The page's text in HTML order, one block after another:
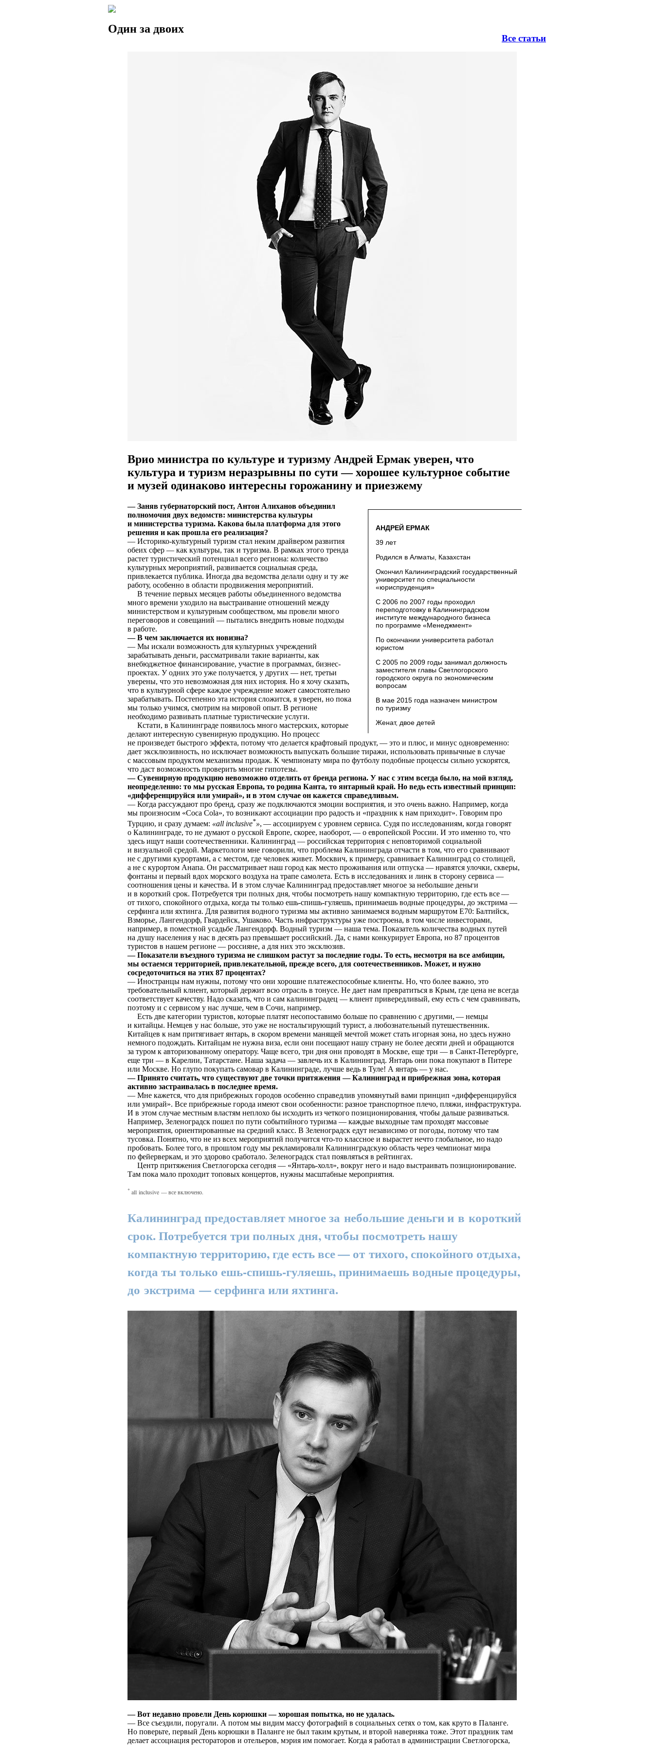
Один за двоих
Все статьи
Врио министра по культуре и туризму Андрей Ермак уверен, что
культура и туризм неразрывны по сути — хорошее культурное событие
и музей одинаково интересны горожанину и приезжему
АНДРЕЙ ЕРМАК
39 лет
Родился в Алматы, Казахстан
Окончил Калининградский государственный
университет по специальности
«юриспруденция»
С 2006 по 2007 годы проходил
переподготовку в Калининградском
институте международного бизнеса
по программе «Менеджмент»
По окончании университета работал
юристом
С 2005 по 2009 годы занимал должность
заместителя главы Светлогорского
городского округа по экономическим
вопросам
В мае 2015 года назначен министром
по туризму
Женат, двое детей
— Заняв губернаторский пост, Антон Алиханов объединил
полномочия двух ведомств: министерства культуры
и министерства туризма. Какова была платформа для этого
решения и как прошла его реализация?
— Историко-культурный туризм стал неким драйвером развития
обеих сфер — как культуры, так и туризма. В рамках этого тренда
растет туристический потенциал всего региона: количество
культурных мероприятий, развивается социальная среда,
привлекается публика. Иногда два ведомства делали одну и ту же
работу, особенно в области продвижения мероприятий.
В течение первых месяцев работы объединенного ведомства
много времени уходило на выстраивание отношений между
министерством и культурным сообществом, мы провели много
переговоров и совещаний — пытались внедрить новые подходы
в работе.
— В чем заключается их новизна?
— Мы искали возможность для культурных учреждений
зарабатывать деньги, рассматривали такие варианты, как
внебюджетное финансирование, участие в программах, бизнес-
проектах. У одних это уже получается, у других — нет, третьи
уверены, что это невозможная для них история. Но я хочу сказать,
что в культурной сфере каждое учреждение может самостоятельно
зарабатывать. Постепенно эта история сложится, я уверен, но пока
мы только учимся, смотрим на мировой опыт. В регионе
необходимо развивать платные туристические услуги.
Кстати, в Калининграде появилось много мастерских, которые
делают интересную сувенирную продукцию. Но процесс
не произведет быстрого эффекта, потому что делается крафтовый продукт, — это и плюс, и минус одновременно:
дает эксклюзивность, но исключает возможность выпускать большие тиражи, использовать привычные в случае
с массовым продуктом механизмы продаж. К чемпионату мира по футболу подобные процессы сильно ускорятся,
что даст возможность проверить многие гипотезы.
— Сувенирную продукцию невозможно отделить от бренда региона. У нас с этим всегда было, на мой взгляд,
неопределенно: то мы русская Европа, то родина Канта, то янтарный край. Но ведь есть известный принцип:
«дифференцируйся или умирай», и в этом случае он кажется справедливым.
— Когда рассуждают про бренд, сразу же подключаются эмоции восприятия, и это очень важно. Например, когда
мы произносим «Coca Cola», то возникают ассоциации про радость и «праздник к нам приходит». Говорим про
Турцию, и сразу думаем: «all inclusive*», — ассоциируем с уровнем сервиса. Судя по исследованиям, когда говорят
о Калининграде, то не думают о русской Европе, скорее, наоборот, — о европейской России. И это именно то, что
здесь ищут наши соотечественники. Калининград — российская территория с неповторимой социальной
и визуальной средой. Маркетологи мне говорили, что проблема Калининграда отчасти в том, что его сравнивают
не с другими курортами, а с местом, где человек живет. Москвич, к примеру, сравнивает Калининград со столицей,
а не с курортом Анапа. Он рассматривает наш город как место проживания или отпуска — нравятся улочки, скверы,
фонтаны и первый вдох морского воздуха на трапе самолета. Есть в исследованиях и линк в сторону сервиса —
соотношения цены и качества. И в этом случае Калининград предоставляет многое за небольшие деньги
и в короткий срок. Потребуется три полных дня, чтобы посмотреть нашу компактную территорию, где есть все —
от тихого, спокойного отдыха, когда ты только ешь-спишь-гуляешь, принимаешь водные процедуры, до экстрима —
серфинга или яхтинга. Для развития водного туризма мы активно занимаемся водным маршрутом Е70: Балтийск,
Взморье, Лангендорф, Гвардейск, Ушаково. Часть инфраструктуры уже построена, в том числе инвесторами,
например, в поместной усадьбе Лангендорф. Водный туризм — наша тема. Показатель количества водных путей
на душу населения у нас в десять раз превышает российский. Да, с нами конкурирует Европа, но 87 процентов
туристов в нашем регионе — россияне, а для них это эксклюзив.
— Показатели въездного туризма не слишком растут за последние годы. То есть, несмотря на все амбиции,
мы остаемся территорией, привлекательной, прежде всего, для соотечественников. Может, и нужно
сосредоточиться на этих 87 процентах?
— Иностранцы нам нужны, потому что они хорошие платежеспособные клиенты. Но, что более важно, это
требовательный клиент, который держит всю отрасль в тонусе. Не дает нам превратиться в Крым, где цена не всегда
соответствует качеству. Надо сказать, что и сам калининградец — клиент привередливый, ему есть с чем сравнивать,
поэтому и с сервисом у нас лучше, чем в Сочи, например.
Есть две категории туристов, которые платят несопоставимо больше по сравнению с другими, — немцы
и китайцы. Немцев у нас больше, это уже не ностальгирующий турист, а любознательный путешественник.
Китайцев к нам притягивает янтарь, в скором времени манящей мечтой может стать игорная зона, но здесь нужно
немного подождать. Китайцам не нужна виза, если они посещают нашу страну не более десяти дней и обращаются
за туром к авторизованному оператору. Чаще всего, три дня они проводят в Москве, еще три — в Санкт-Петербурге,
еще три — в Карелии, Татарстане. Наша задача — завлечь их в Калининград. Янтарь они пока покупают в Питере
или Москве. Но глупо покупать самовар в Калининграде, лучше ведь в Туле! А янтарь — у нас.
— Принято считать, что существуют две точки притяжения — Калининград и прибрежная зона, которая
активно застраивалась в последнее время.
— Мне кажется, что для прибрежных городов особенно справедлив упомянутый вами принцип «дифференцируйся
или умирай». Все прибрежные города имеют свои особенности: разное транспортное плечо, пляжи, инфраструктура.
И в этом случае местным властям неплохо бы исходить из четкого позиционирования, чтобы дальше развиваться.
Например, Зеленоградск пошел по пути событийного туризма — каждые выходные там проходят массовые
мероприятия, ориентированные на средний класс. В Зеленоградск едут независимо от погоды, потому что там
тусовка. Понятно, что не из всех мероприятий получится что-то классное и вырастет нечто глобальное, но надо
пробовать. Более того, в прошлом году мы рекламировали Калининградскую область через чемпионат мира
по фейерверкам, и это здорово сработало. Зеленоградск стал появляться в рейтингах.
Центр притяжения Светлогорска сегодня — «Янтарь-холл», вокруг него и надо выстраивать позиционирование.
Там пока мало проходит топовых концертов, нужны масштабные мероприятия.
* all inclusive — все включено.
Калининград предоставляет многое за небольшие деньги и в короткий
срок. Потребуется три полных дня, чтобы посмотреть нашу
компактную территорию, где есть все — от тихого, спокойного отдыха,
когда ты только ешь-спишь-гуляешь, принимаешь водные процедуры,
до экстрима — серфинга или яхтинга.
— Вот недавно провели День корюшки — хорошая попытка, но не удалась.
— Все съездили, поругали. А потом мы видим массу фотографий в социальных сетях о том, как круто в Паланге.
Но поверьте, первый День корюшки в Паланге не был таким крутым, и второй наверняка тоже. Этот праздник там
делает ассоциация рестораторов и отельеров, мэрия им помогает. Когда я работал в администрации Светлогорска,